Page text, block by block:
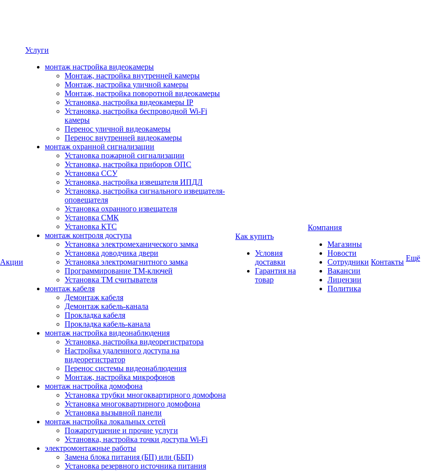
Акции
Услуги
монтаж настройка видеокамеры
Монтаж, настройка внутренней камеры
Монтаж, настройка уличной камеры
Монтаж, настройка поворотной видеокамеры
Установка, настройка видеокамеры IP
Установка, настройка беспроводной Wi-Fi
камеры
Перенос уличной видеокамеры
Перенос внутренней видеокамеры
монтаж охранной сигнализации
Установка пожарной сигнализации
Установка, настройка приборов ОПС
Установка ССУ
Установка, настройка извещателя ИПДЛ
Установка, настройка сигнального извещателя-
оповещателя
Установка охранного извещателя
Установка СМК
Установка КТС
монтаж контроля доступа
Установка электромеханического замка
Установка доводчика двери
Установка электромагнитного замка
Программирование ТМ-ключей
Установка ТМ считывателя
монтаж кабеля
Демонтаж кабеля
Демонтаж кабель-канала
Прокладка кабеля
Прокладка кабель-канала
монтаж настройка видеонаблюдения
Установка, настройка видеорегистратора
Настройка удаленного доступа на
видеорегистратор
Перенос системы видеонаблюдения
Монтаж, настройка микрофонов
монтаж настройка домофона
Установка трубки многоквартирного домофона
Установка многоквартирного домофона
Установка вызывной панели
монтаж настройка локальных сетей
Пожаротушение и прочие услуги
Установка, настройка точки доступа Wi-Fi
электромонтажные работы
Замена блока питания (БП) или (ББП)
Установка резервного источника питания
Как купить
Условия
доставки
Гарантия на
товар
Компания
Магазины
Новости
Сотрудники
Вакансии
Лицензии
Политика
Контакты Ещё